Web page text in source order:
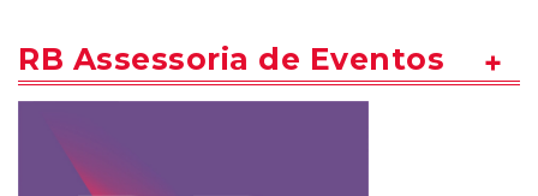
RB Assessoria de Eventos